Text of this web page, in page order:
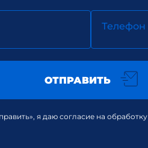
Телефон
ОТПРАВИТЬ
я даю согласие на обработку